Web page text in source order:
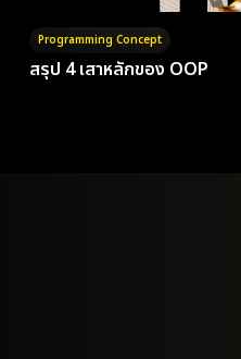
Programming Concept
สรุป 4 เสาหลักของ OOP